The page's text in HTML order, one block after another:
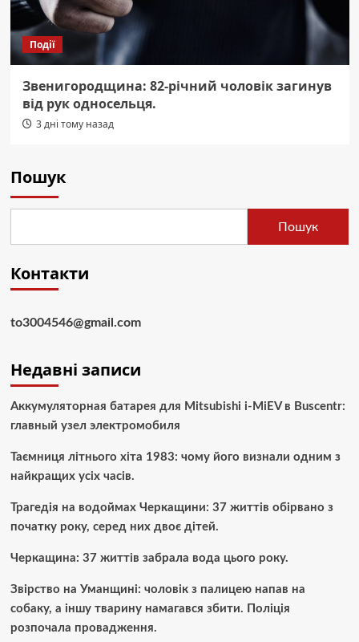
Події
Звенигородщина: 82-річний чоловік загинув
від рук односельця.
3 дні тому назад
Пошук
Пошук
Контакти
to3004546@gmail.com
Недавні записи
Аккумуляторная батарея для Mitsubishi i-MiEV в Buscentr:
главный узел электромобиля
Таємниця літнього хіта 1983: чому його визнали одним з
найкращих усіх часів.
Трагедія на водоймах Черкащини: 37 життів обірвано з
початку року, серед них двоє дітей.
Черкащина: 37 життів забрала вода цього року.
Звірство на Уманщині: чоловік з палицею напав на
собаку, а іншу тварину намагався збити. Поліція
розпочала провадження.